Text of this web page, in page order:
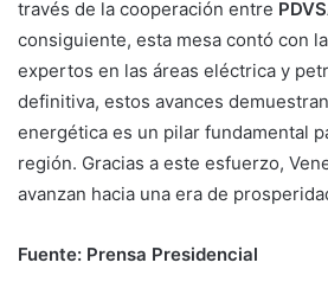
través de la cooperación entre
consiguiente, esta mesa contó con
expertos en las áreas eléctrica y
definitiva, estos avances
energética es un pilar fundamental
región. Gracias a este esfuerzo,
avanzan hacia una era de
Fuente: Prensa Presidencial